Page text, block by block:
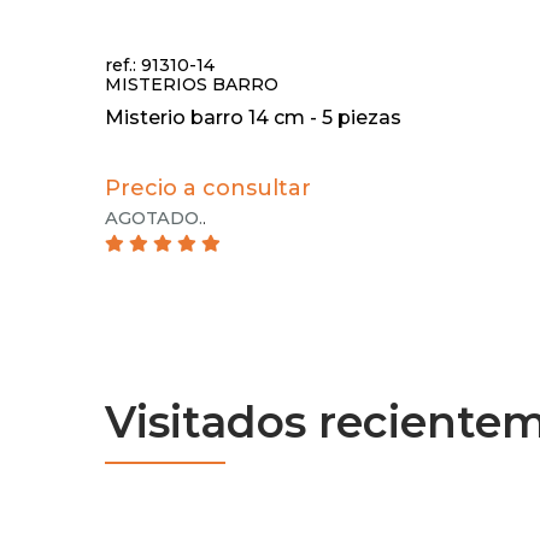
ref.: 91310-14
MISTERIOS BARRO
Misterio barro 14 cm - 5 piezas
Precio a consultar
AGOTADO..
Visitados